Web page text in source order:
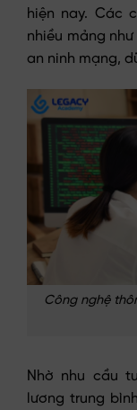
hiện nay. Các
nhiều mảng
an ninh mạng,
Công nghệ
Nhờ nhu cầu
lương trung